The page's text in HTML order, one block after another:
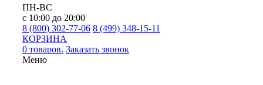
ПН-ВС
с 10:00 до 20:00
8 (800) 302-77-06 8 (499) 348-15-11
КОРЗИНА
0 товаров. Заказать звонок
Меню